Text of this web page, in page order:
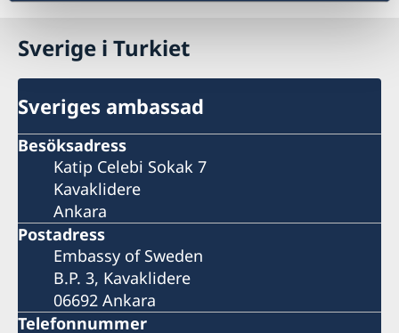
Sverige i Turkiet
Sveriges ambassad
Besöksadress
Katip Celebi Sokak 7
Kavaklidere
Ankara
Postadress
Embassy of Sweden
B.P. 3, Kavaklidere
06692 Ankara
Telefonnummer